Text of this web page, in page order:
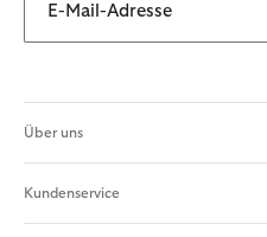
E-Mail-Adresse
Über uns
Kundenservice